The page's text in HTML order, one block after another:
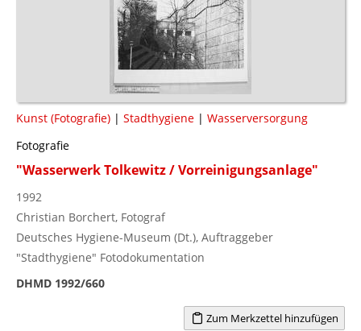
Kunst (Fotografie) | Stadthygiene | Wasserversorgung
Fotografie
"Wasserwerk Tolkewitz / Vorreinigungsanlage"
1992
Christian Borchert, Fotograf
Deutsches Hygiene-Museum (Dt.), Auftraggeber
"Stadthygiene" Fotodokumentation
DHMD 1992/660
Zum Merkzettel hinzufügen